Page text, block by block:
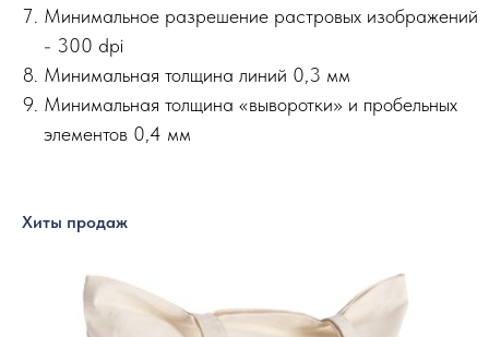
Минимальное разрешение растровых изображений
- 300 dpi
Минимальная толщина линий 0,3 мм
Минимальная толщина «выворотки» и пробельных
элементов 0,4 мм
Хиты продаж